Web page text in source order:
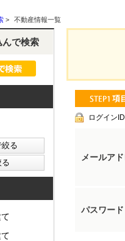
> 不動産情報一覧
ログイン
メールア
パスワード
んで検索